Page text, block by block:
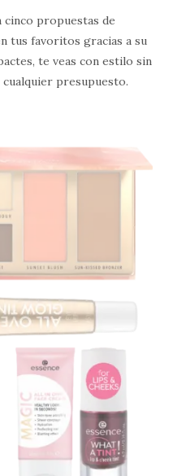
cinco propuestas de
tus favoritos gracias a su
te veas con estilo sin
presupuesto.